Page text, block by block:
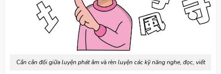
Cần cân đối giữa luyện phát âm và rèn luyện các kỹ năng nghe, đọc, viết